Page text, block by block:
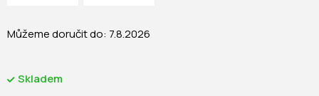
Skladem
Můžeme doručit do: 7.8.2026